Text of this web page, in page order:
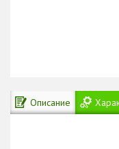
Описание